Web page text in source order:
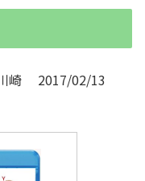
崎 2017/02/13